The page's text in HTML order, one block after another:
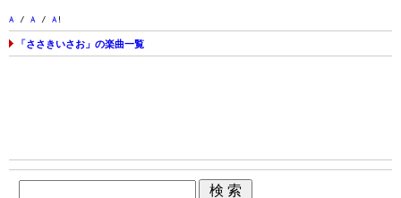
A / A / A !
「ささきいさお」の楽曲一覧